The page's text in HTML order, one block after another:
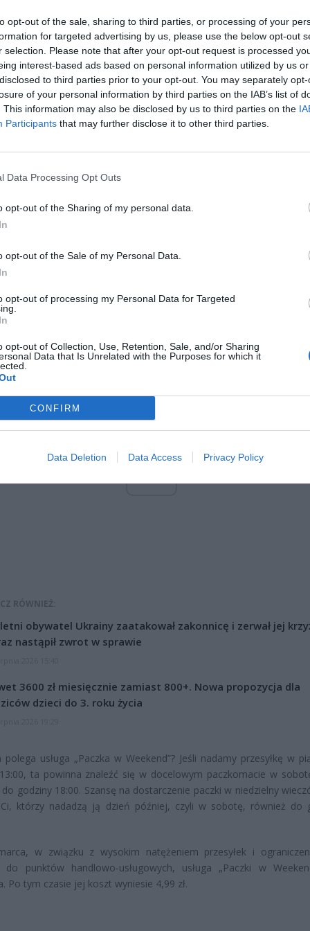
opt-out of the sale, sharing to third parties, or processing of your
for targeted advertising by us, please use the below opt-out
selection. Please note that after your opt-out request is processed
interest-based ads based on personal information utilized by us
to third parties prior to your opt-out. You may separately
of your personal information by third parties on the IAB’s list of
This information may also be disclosed by us to third parties on the
Participants that may further disclose it to other third parties.
Data Processing Opt Outs
opt-out of the Sharing of my personal data.
opt-out of the Sale of my Personal Data.
opt-out of processing my Personal Data for Targeted
opt-out of Collection, Use, Retention, Sale, and/or Sharing
Data that Is Unrelated with the Purposes for which it
CONFIRM
Data Deletion Data Access Privacy Policy
realizacji nowego pomysłu InPost tłumaczy
paczkomatów w ostatnim czasie. Jak dodaje, klienci
RÓWNIEŻ:
obywatel Ukrainy zaatakował zakonnicę i zerwał jej
nastąpił zwrot w sprawie
3600 zł miesięcznie zamiast 800+. Nowa propozycja dla
dzieci do 3. roku życia
polega usługa „Paczka w Weekend”? Jeśli nadamy przesyłkę w
ta powinna znaleźć się w docelowym paczkomacie w
do godziny 18:00. Szansę na dostarczenie paczki w niedzielny
którzy nadadzą ją dzień później, czyli w sobotę, również do
w związku z wysokim natężeniem przesyłek i
do punktów handlowo-usługowych, usługa „Paczki w
Po tym czasie jej koszt wyniesie 4,99 zł.